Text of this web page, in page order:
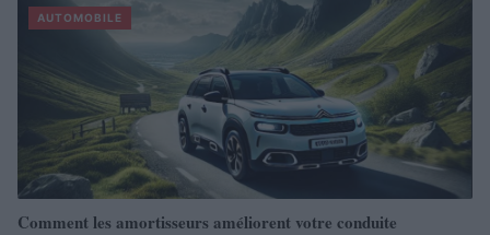
AUTOMOBILE
Comment les amortisseurs améliorent votre conduite